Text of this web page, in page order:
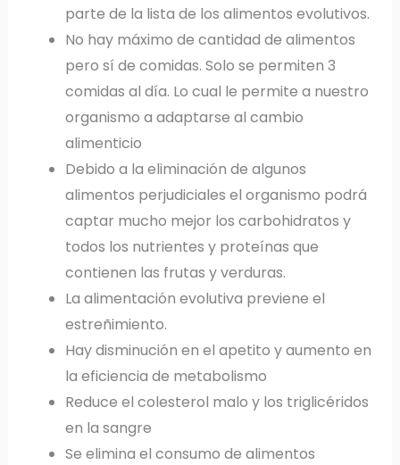
parte de la lista de los alimentos evolutivos.
No hay máximo de cantidad de alimentos
pero sí de comidas. Solo se permiten 3
comidas al día. Lo cual le permite a nuestro
organismo a adaptarse al cambio
alimenticio
Debido a la eliminación de algunos
alimentos perjudiciales el organismo podrá
captar mucho mejor los carbohidratos y
todos los nutrientes y proteínas que
contienen las frutas y verduras.
La alimentación evolutiva previene el
estreñimiento.
Hay disminución en el apetito y aumento en
la eficiencia de metabolismo
Reduce el colesterol malo y los triglicéridos
en la sangre
Se elimina el consumo de alimentos